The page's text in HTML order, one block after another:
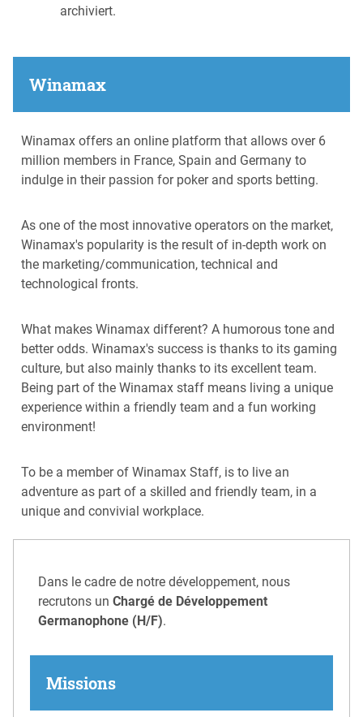
archiviert.
Winamax
Winamax offers an online platform that allows over 6
million members in France, Spain and Germany to
indulge in their passion for poker and sports betting.
As one of the most innovative operators on the market,
Winamax's popularity is the result of in-depth work on
the marketing/communication, technical and
technological fronts.
What makes Winamax different? A humorous tone and
better odds. Winamax's success is thanks to its gaming
culture, but also mainly thanks to its excellent team.
Being part of the Winamax staff means living a unique
experience within a friendly team and a fun working
environment!
To be a member of Winamax Staff, is to live an
adventure as part of a skilled and friendly team, in a
unique and convivial workplace.
Dans le cadre de notre développement, nous
recrutons un Chargé de Développement
Germanophone (H/F).
Missions